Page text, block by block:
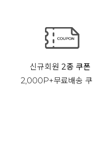
신규회원2종 쿠폰
2,000P+무료배송